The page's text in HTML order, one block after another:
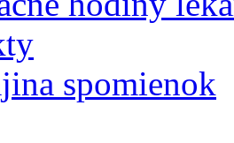
spomienok